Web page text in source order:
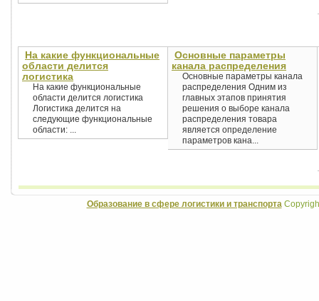
На какие функциональные
области делится
логистика
На какие функциональные
области делится логистика
Логистика делится на
следующие функциональные
области: ...
Основные параметры
канала распределения
Основные параметры канала
распределения Одним из
главных этапов принятия
решения о выборе канала
распределения товара
является определение
параметров кана...
Образование в сфере логистики и транспорта